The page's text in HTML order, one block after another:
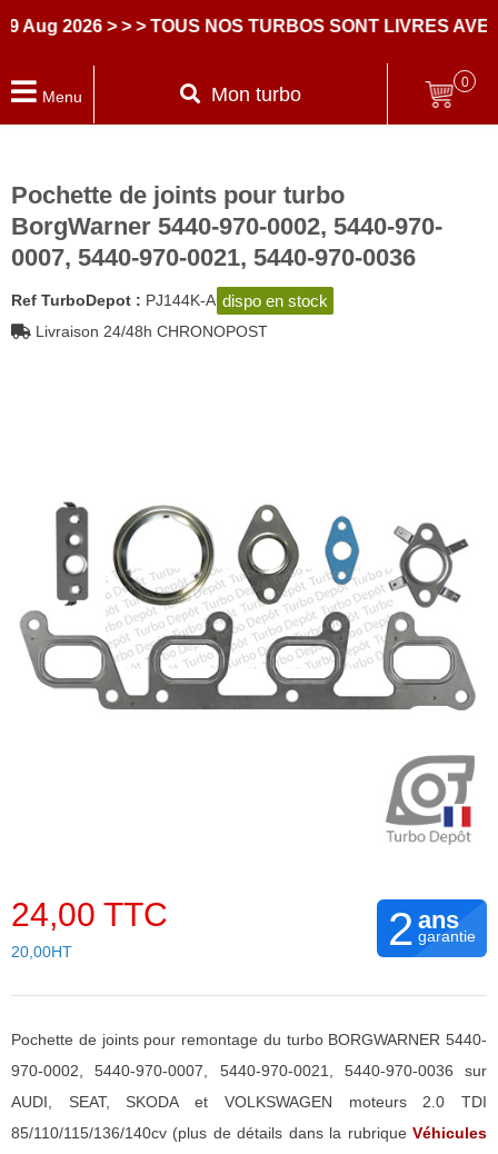
2026 > > > TOUS NOS TURBOS SONT LIVRES AVEC
Menu Mon turbo
0
Pochette de joints pour turbo
BorgWarner 5440-970-0002, 5440-970-
0007, 5440-970-0021, 5440-970-0036
Ref TurboDepot : PJ144K-A dispo en stock
Livraison 24/48h CHRONOPOST
24,00 TTC
20,00HT 2 ans
garantie
Pochette de joints pour remontage du turbo BORGWARNER 5440-
970-0002, 5440-970-0007, 5440-970-0021, 5440-970-0036 sur
AUDI, SEAT, SKODA et VOLKSWAGEN moteurs 2.0 TDI
85/110/115/136/140cv (plus de détails dans la rubrique Véhicules